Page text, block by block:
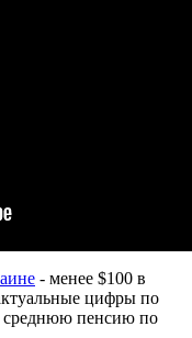
- менее $100 в
цифры по
среднюю пенсию по